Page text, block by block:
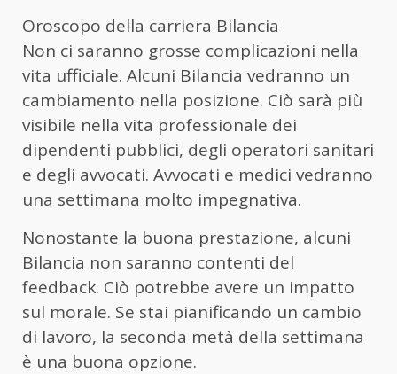
Oroscopo della carriera Bilancia
Non ci saranno grosse complicazioni nella
vita ufficiale. Alcuni Bilancia vedranno un
cambiamento nella posizione. Ciò sarà più
visibile nella vita professionale dei
dipendenti pubblici, degli operatori sanitari
e degli avvocati. Avvocati e medici vedranno
una settimana molto impegnativa.
Nonostante la buona prestazione, alcuni
Bilancia non saranno contenti del
feedback. Ciò potrebbe avere un impatto
sul morale. Se stai pianificando un cambio
di lavoro, la seconda metà della settimana
è una buona opzione.